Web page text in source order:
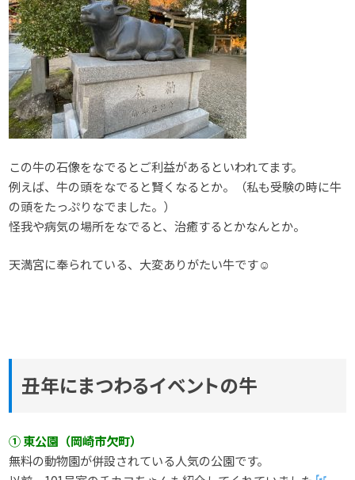
この牛の石像をなでるとご利益があるといわれてます。
例えば、牛の頭をなでると賢くなるとか。（私も受験の時に牛
の頭をたっぷりなでました。）
怪我や病気の場所をなでると、治癒するとかなんとか。
天満宮に奉られている、大変ありがたい牛です☺
丑年にまつわるイベントの牛
① 東公園（岡崎市欠町）
無料の動物園が併設されている人気の公園です。